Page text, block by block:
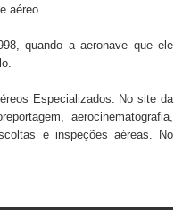
aéreo.
quando a aeronave que ele
Especializados. No site da
aerocinematografia,
e inspeções aéreas. No